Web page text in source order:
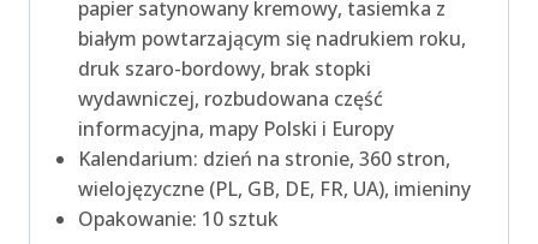
papier satynowany kremowy, tasiemka z
białym powtarzającym się nadrukiem roku,
druk szaro-bordowy, brak stopki
wydawniczej, rozbudowana część
informacyjna, mapy Polski i Europy
Kalendarium: dzień na stronie, 360 stron,
wielojęzyczne (PL, GB, DE, FR, UA), imieniny
Opakowanie: 10 sztuk